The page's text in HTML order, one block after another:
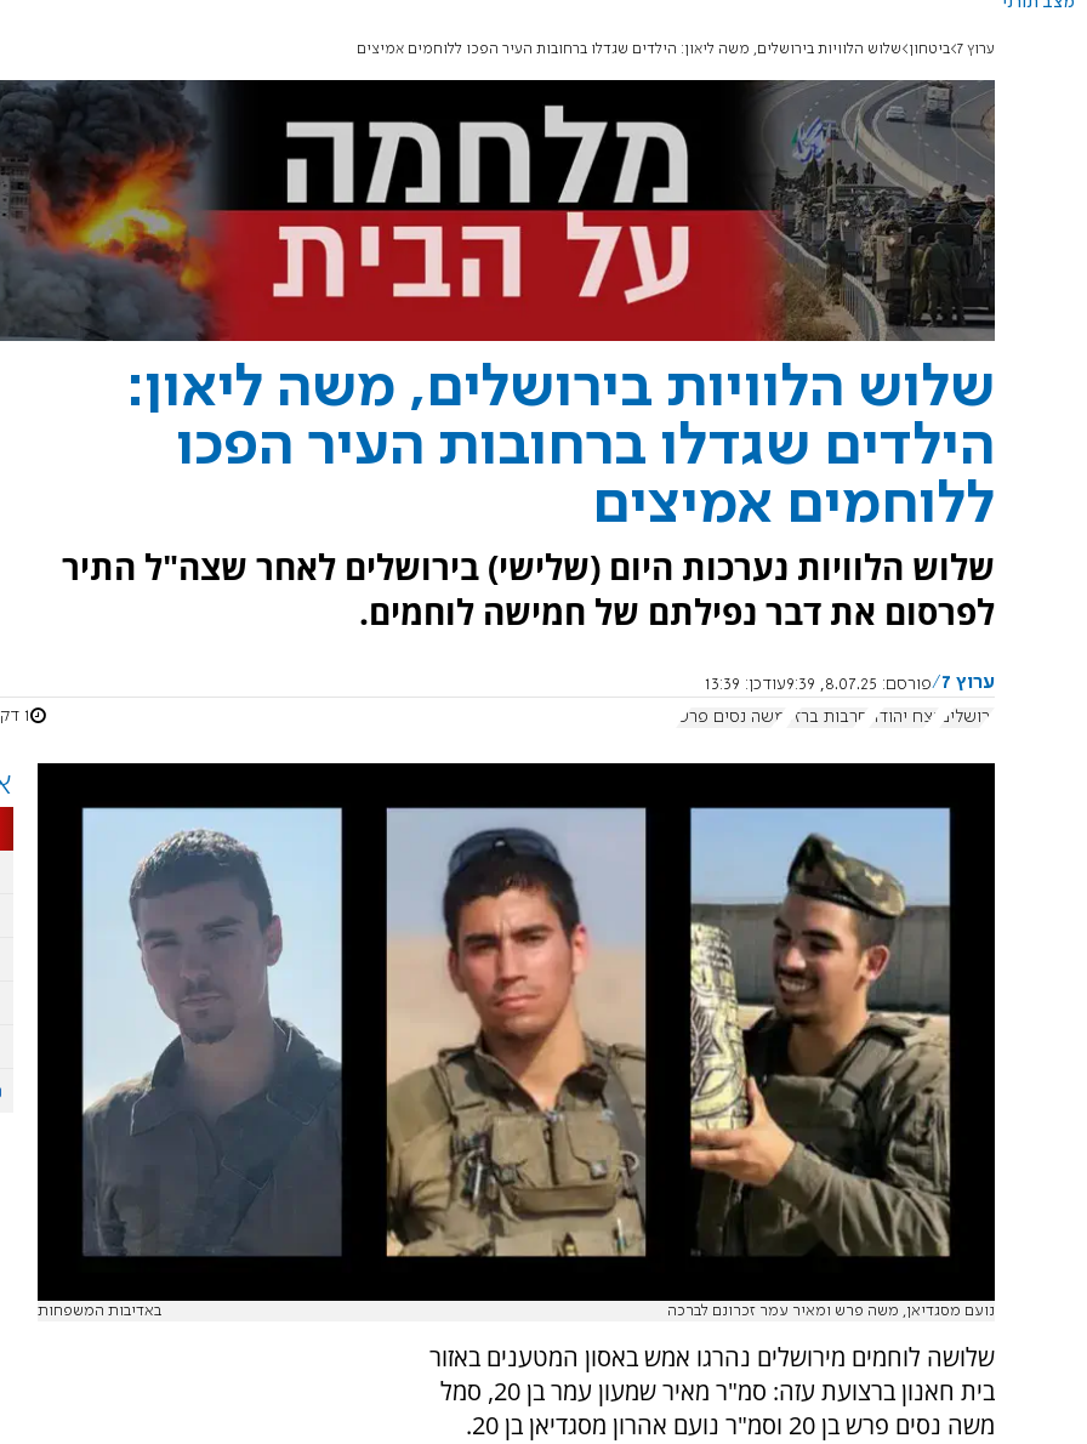
ערוץ 7 ביטחון שלוש הלוויות בירושלים, משה ליאון: הילדים שגדלו ברחובות העיר הפכו ללוחמים אמיצים
שלוש הלוויות בירושלים, משה ליאון:
הילדים שגדלו ברחובות העיר הפכו
ללוחמים אמיצים
שלוש הלוויות נערכות היום (שלישי) בירושלים לאחר שצה"ל התיר
לפרסום את דבר נפילתם של חמישה לוחמים.
ערוץ 7 פורסם: 8.07.25, 9:39 עודכן: 13:39
ירושלים נצח יהודה חרבות ברזל משה נסים פרש 1 דקות
נועם מסגדיאן, משה פרש ומאיר עמר זכרונם לברכה באדיבות המשפחות
שלושה לוחמים מירושלים נהרגו אמש באסון המטענים באזור
בית חאנון ברצועת עזה: סמ"ר מאיר שמעון עמר בן 20, סמל
משה נסים פרש בן 20 וסמ"ר נועם אהרון מסגדיאן בן 20.